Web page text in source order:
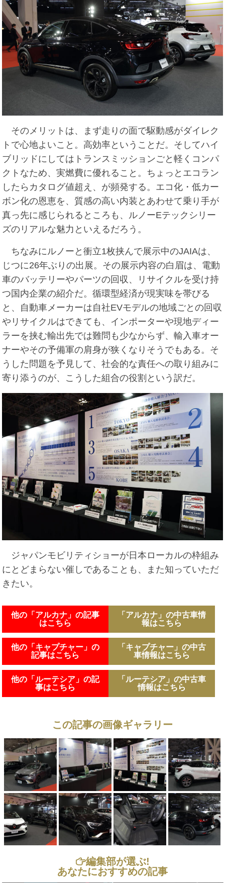
そのメリットは、まず走りの面で駆動感がダイレク
トで心地よいこと。高効率ということだ。そしてハイ
ブリッドにしてはトランスミッションごと軽くコンパ
クトなため、実燃費に優れること。ちょっとエコラン
したらカタログ値超え、が頻発する。エコ化・低カー
ボン化の恩恵を、質感の高い内装とあわせて乗り手が
真っ先に感じられるところも、ルノーEテックシリー
ズのリアルな魅力といえるだろう。
ちなみにルノーと衝立1枚挟んで展示中のJAIAは、
じつに26年ぶりの出展。その展示内容の白眉は、電動
車のバッテリーやパーツの回収、リサイクルを受け持
つ国内企業の紹介だ。循環型経済が現実味を帯びる
と、自動車メーカーは自社EVモデルの地域ごとの回収
やリサイクルはできても、インポーターや現地ディー
ラーを挟む輸出先では難問も少なからず、輸入車オー
ナーやその予備軍の肩身が狭くなりそうでもある。そ
うした問題を予見して、社会的な責任への取り組みに
寄り添うのが、こうした組合の役割という訳だ。
ジャパンモビリティショーが日本ローカルの枠組み
にとどまらない催しであることも、また知っていただ
きたい。
他の「アルカナ」の記事
はこちら
他の「キャプチャー」の
記事はこちら
他の「ルーテシア」の記
事はこちら
「アルカナ」の中古車情
報はこちら
「キャプチャー」の中古
車情報はこちら
「ルーテシア」の中古車
情報はこちら
この記事の画像ギャラリー
編集部が選ぶ!
あなたにおすすめの記事